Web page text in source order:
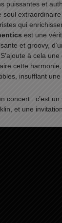
puissantes et
qui
est une
et groovy,
à cela
cette
insufflant
concert : c’est
et une